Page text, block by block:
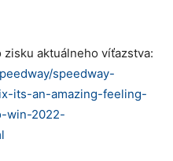
aktuálneho víťazstva:
speedway-
its-an-amazing-feeling-
win-2022-